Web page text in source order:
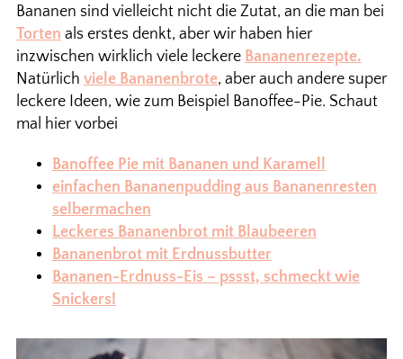
Bananen sind vielleicht nicht die Zutat, an die man bei
Torten als erstes denkt, aber wir haben hier
inzwischen wirklich viele leckere Bananenrezepte.
Natürlich viele Bananenbrote, aber auch andere super
leckere Ideen, wie zum Beispiel Banoffee-Pie. Schaut
mal hier vorbei
Banoffee Pie mit Bananen und Karamell
einfachen Bananenpudding aus Bananenresten
selbermachen
Leckeres Bananenbrot mit Blaubeeren
Bananenbrot mit Erdnussbutter
Bananen-Erdnuss-Eis – pssst, schmeckt wie
Snickers!